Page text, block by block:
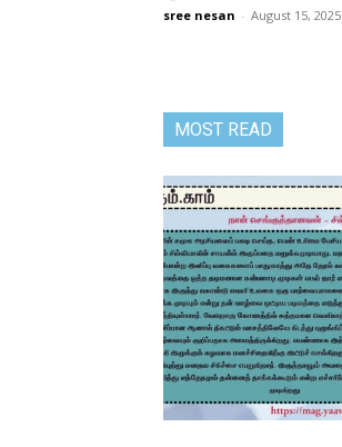
sree nesan - August 15, 2025
MOST READ